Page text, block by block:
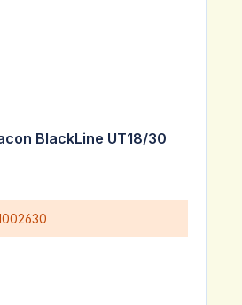
BlackLine UT18/30